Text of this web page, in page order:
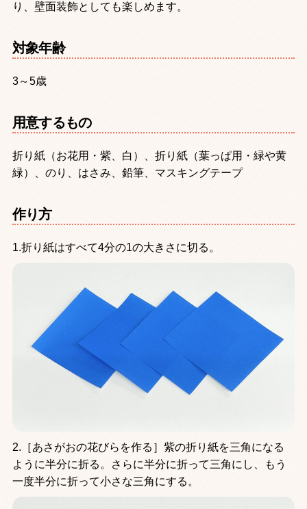
り、壁面装飾としても楽しめます。
対象年齢
3～5歳
用意するもの
折り紙（お花用・紫、白）、折り紙（葉っぱ用・緑や黄
緑）、のり、はさみ、鉛筆、マスキングテープ
作り方
1.折り紙はすべて4分の1の大きさに切る。
2.［あさがおの花びらを作る］紫の折り紙を三角になる
ように半分に折る。さらに半分に折って三角にし、もう
一度半分に折って小さな三角にする。